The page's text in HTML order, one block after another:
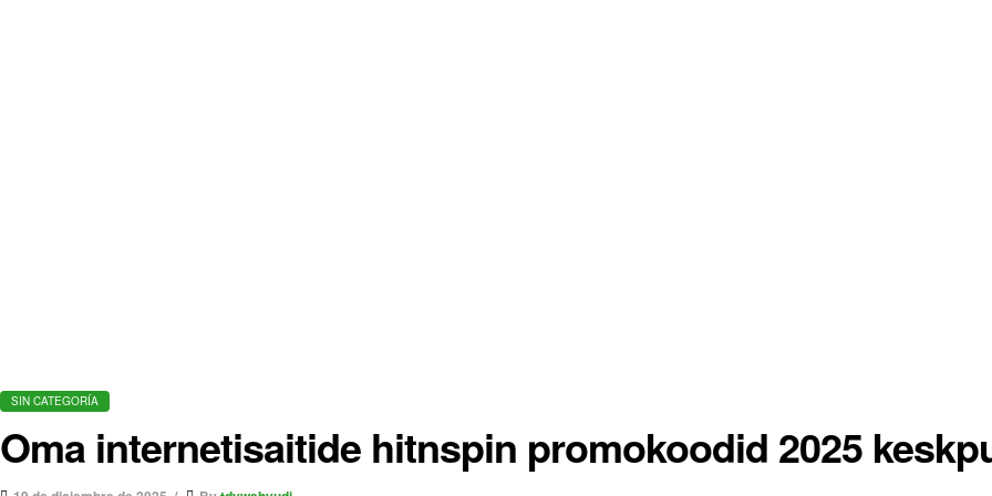
SIN CATEGORÍA
Oma internetisaitide hitnspin promokoodid 2025